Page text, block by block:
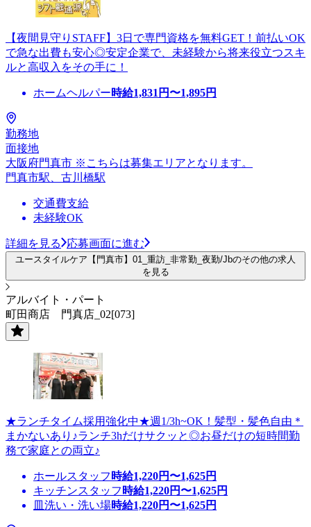
【夜間見守りSTAFF】3日で専門資格を無料GET！前払いOK
で急な出費も安心◎安定企業で、未経験から将来役立つスキ
ルと高収入をその手に！
ホームヘルパー時給1,831 円〜1,895円
勤務地
面接地
大阪府門真市 ※こちらは募集エリアとなります。
門真市駅、古川橋駅
交通費支給
未経験OK
詳細を見る 応募画面に進む
ユースタイルケア【門真市】01_重訪_非常勤_夜勤/Jbのその他の求人
を見る
アルバイト・パート
町田商店 門真店_02[073]
★ランチタイム採用強化中★週1/3h~OK！髪型・髪色自由＊
まかないあり♪ランチ3hだけサクッと◎お昼だけの短時間勤
務で家庭との両立♪
ホールスタッフ 時給1,220円〜1,625円
キッチンスタッフ 時給1,220円〜1,625円
皿洗い・洗い場時給1,220円〜1,625円